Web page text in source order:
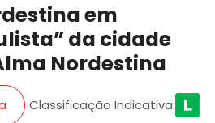
em
da cidade
Nordestina
Classificação Indicativa: